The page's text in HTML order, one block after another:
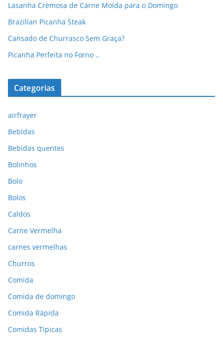
Lasanha Cremosa de Carne Moída para o Domingo
Brazilian Picanha Steak
Cansado de Churrasco Sem Graça?
Picanha Perfeita no Forno ..
Categorias
airfrayer
Bebidas
Bebidas quentes
Bolinhos
Bolo
Bolos
Caldos
Carne Vermelha
carnes vermelhas
Churros
Comida
Comida de domingo
Comida Rápida
Comidas Típicas